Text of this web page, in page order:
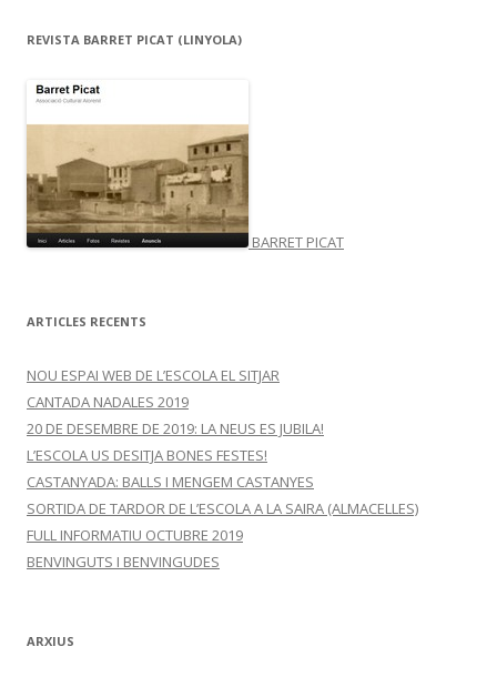
REVISTA BARRET PICAT (LINYOLA)
BARRET PICAT
ARTICLES RECENTS
NOU ESPAI WEB DE L’ESCOLA EL SITJAR
CANTADA NADALES 2019
20 DE DESEMBRE DE 2019: LA NEUS ES JUBILA!
L’ESCOLA US DESITJA BONES FESTES!
CASTANYADA: BALLS I MENGEM CASTANYES
SORTIDA DE TARDOR DE L’ESCOLA A LA SAIRA (ALMACELLES)
FULL INFORMATIU OCTUBRE 2019
BENVINGUTS I BENVINGUDES
ARXIUS